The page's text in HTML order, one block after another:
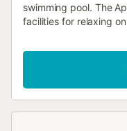
swimming pool. The
facilities for relaxing